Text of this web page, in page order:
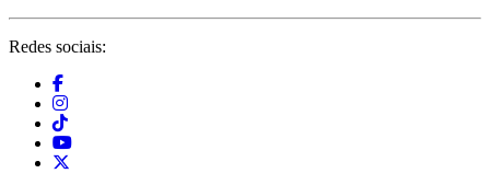
Redes sociais: